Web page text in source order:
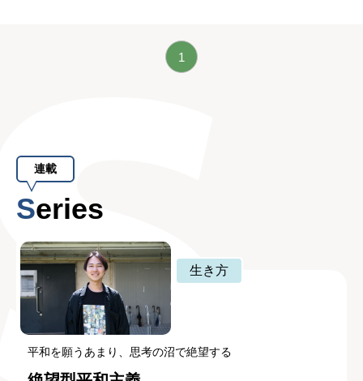
1
連載
Series
生き方
平和を願うあまり、思考の沼で絶望する